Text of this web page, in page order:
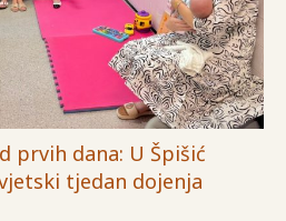
prvih dana: U Špišić
tjedan dojenja